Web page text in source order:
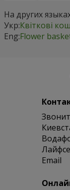
На других
Укр:Квіткові
Eng:Flower
Email